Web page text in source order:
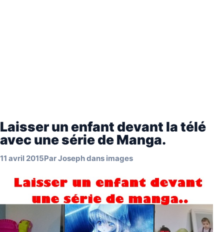
Laisser un enfant devant la télé
avec une série de Manga.
11 avril 2015ParJosephdans images